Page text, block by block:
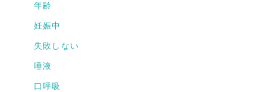
年齢
妊娠中
失敗しない
唾液
口呼吸